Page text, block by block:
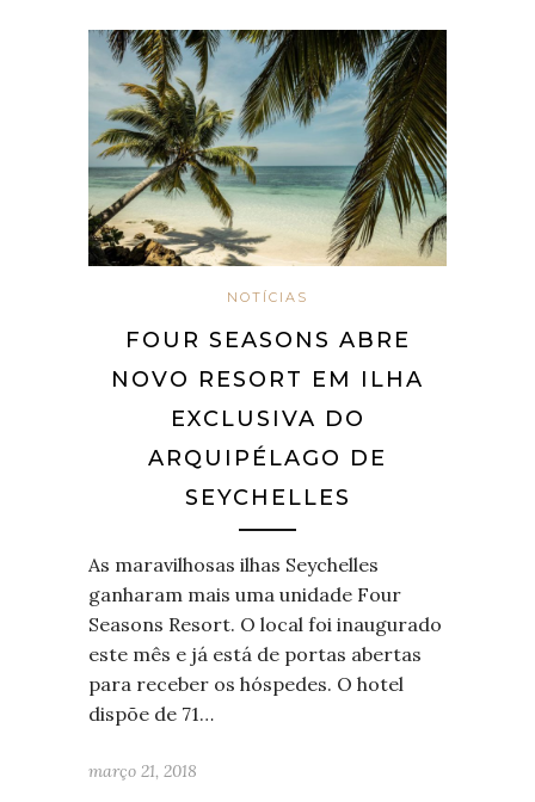
NOTÍCIAS
FOUR SEASONS ABRE
NOVO RESORT EM ILHA
EXCLUSIVA DO
ARQUIPÉLAGO DE
SEYCHELLES
As maravilhosas ilhas Seychelles
ganharam mais uma unidade Four
Seasons Resort. O local foi inaugurado
este mês e já está de portas abertas
para receber os hóspedes. O hotel
dispõe de 71…
março 21, 2018